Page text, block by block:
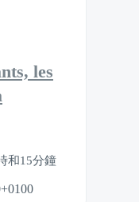
les
和15分鐘